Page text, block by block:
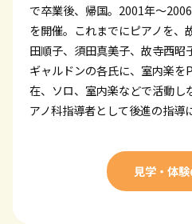
で卒業後、帰国。2001年〜
を開催。これまでにピアノを、
田順子、須田真美子、故寺西昭
ギャルドンの各氏に、室内楽を
在、ソロ、室内楽などで活動し
アノ科指導者として後進の指導
見学・体